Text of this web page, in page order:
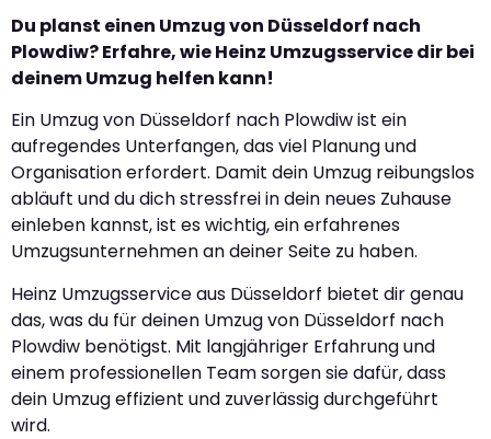
Du planst einen Umzug von Düsseldorf nach
Plowdiw? Erfahre, wie Heinz Umzugsservice dir bei
deinem Umzug helfen kann!
Ein Umzug von Düsseldorf nach Plowdiw ist ein
aufregendes Unterfangen, das viel Planung und
Organisation erfordert. Damit dein Umzug reibungslos
abläuft und du dich stressfrei in dein neues Zuhause
einleben kannst, ist es wichtig, ein erfahrenes
Umzugsunternehmen an deiner Seite zu haben.
Heinz Umzugsservice aus Düsseldorf bietet dir genau
das, was du für deinen Umzug von Düsseldorf nach
Plowdiw benötigst. Mit langjähriger Erfahrung und
einem professionellen Team sorgen sie dafür, dass
dein Umzug effizient und zuverlässig durchgeführt
wird.